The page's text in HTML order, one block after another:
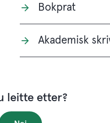
Bokprat
Akademisk
leitte etter?